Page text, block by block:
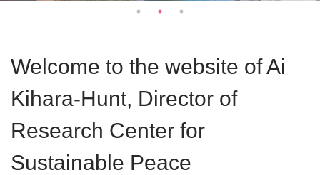
Welcome to the website of Ai
Kihara-Hunt, Director of
Research Center for
Sustainable Peace